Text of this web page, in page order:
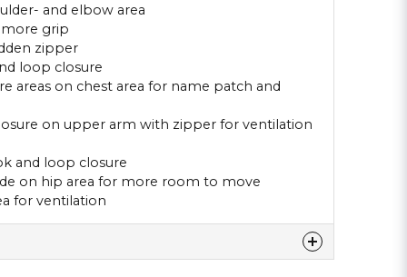
and elbow area
grip
zipper
loop closure
areas on chest area for name patch and
on upper arm with zipper for ventilation
and loop closure
on hip area for more room to move
for ventilation